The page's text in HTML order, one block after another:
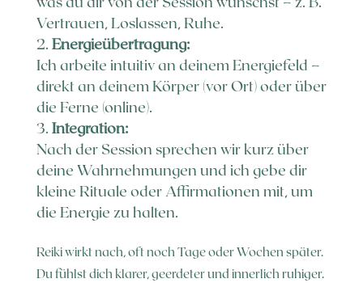
Vertrauen, Loslassen, Ruhe.
Energieübertragung:
Ich arbeite intuitiv an deinem Energiefeld –
direkt an deinem Körper (vor Ort) oder über
die Ferne (online).
Integration:
Nach der Session sprechen wir kurz über
deine Wahrnehmungen und ich gebe dir
kleine Rituale oder Affirmationen mit, um
die Energie zu halten.
Reiki wirkt nach, oft noch Tage oder Wochen später.
Du fühlst dich klarer, geerdeter und innerlich ruhiger.